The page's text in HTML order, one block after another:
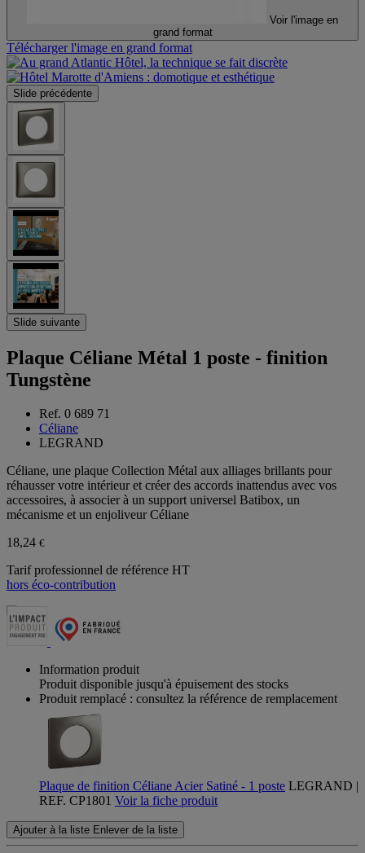
Voir l'image en
grand format
Télécharger l'image en grand format
Slide précédente
Slide suivante
Plaque Céliane Métal 1 poste - finition
Tungstène
Ref. 0 689 71
Céliane
LEGRAND
Céliane, une plaque Collection Métal aux alliages brillants pour
réhausser votre intérieur et créer des accords inattendus avec vos
accessoires, à associer à un support universel Batibox, un
mécanisme et un enjoliveur Céliane
18,24 €
Tarif professionnel de référence HT
hors éco-contribution
Information produit
Produit disponible jusqu'à épuisement des stocks
Produit remplacé : consultez la référence de remplacement
Plaque de finition Céliane Acier Satiné - 1 poste LEGRAND |
REF. CP1801 Voir la fiche produit
Ajouter à la liste Enlever de la liste